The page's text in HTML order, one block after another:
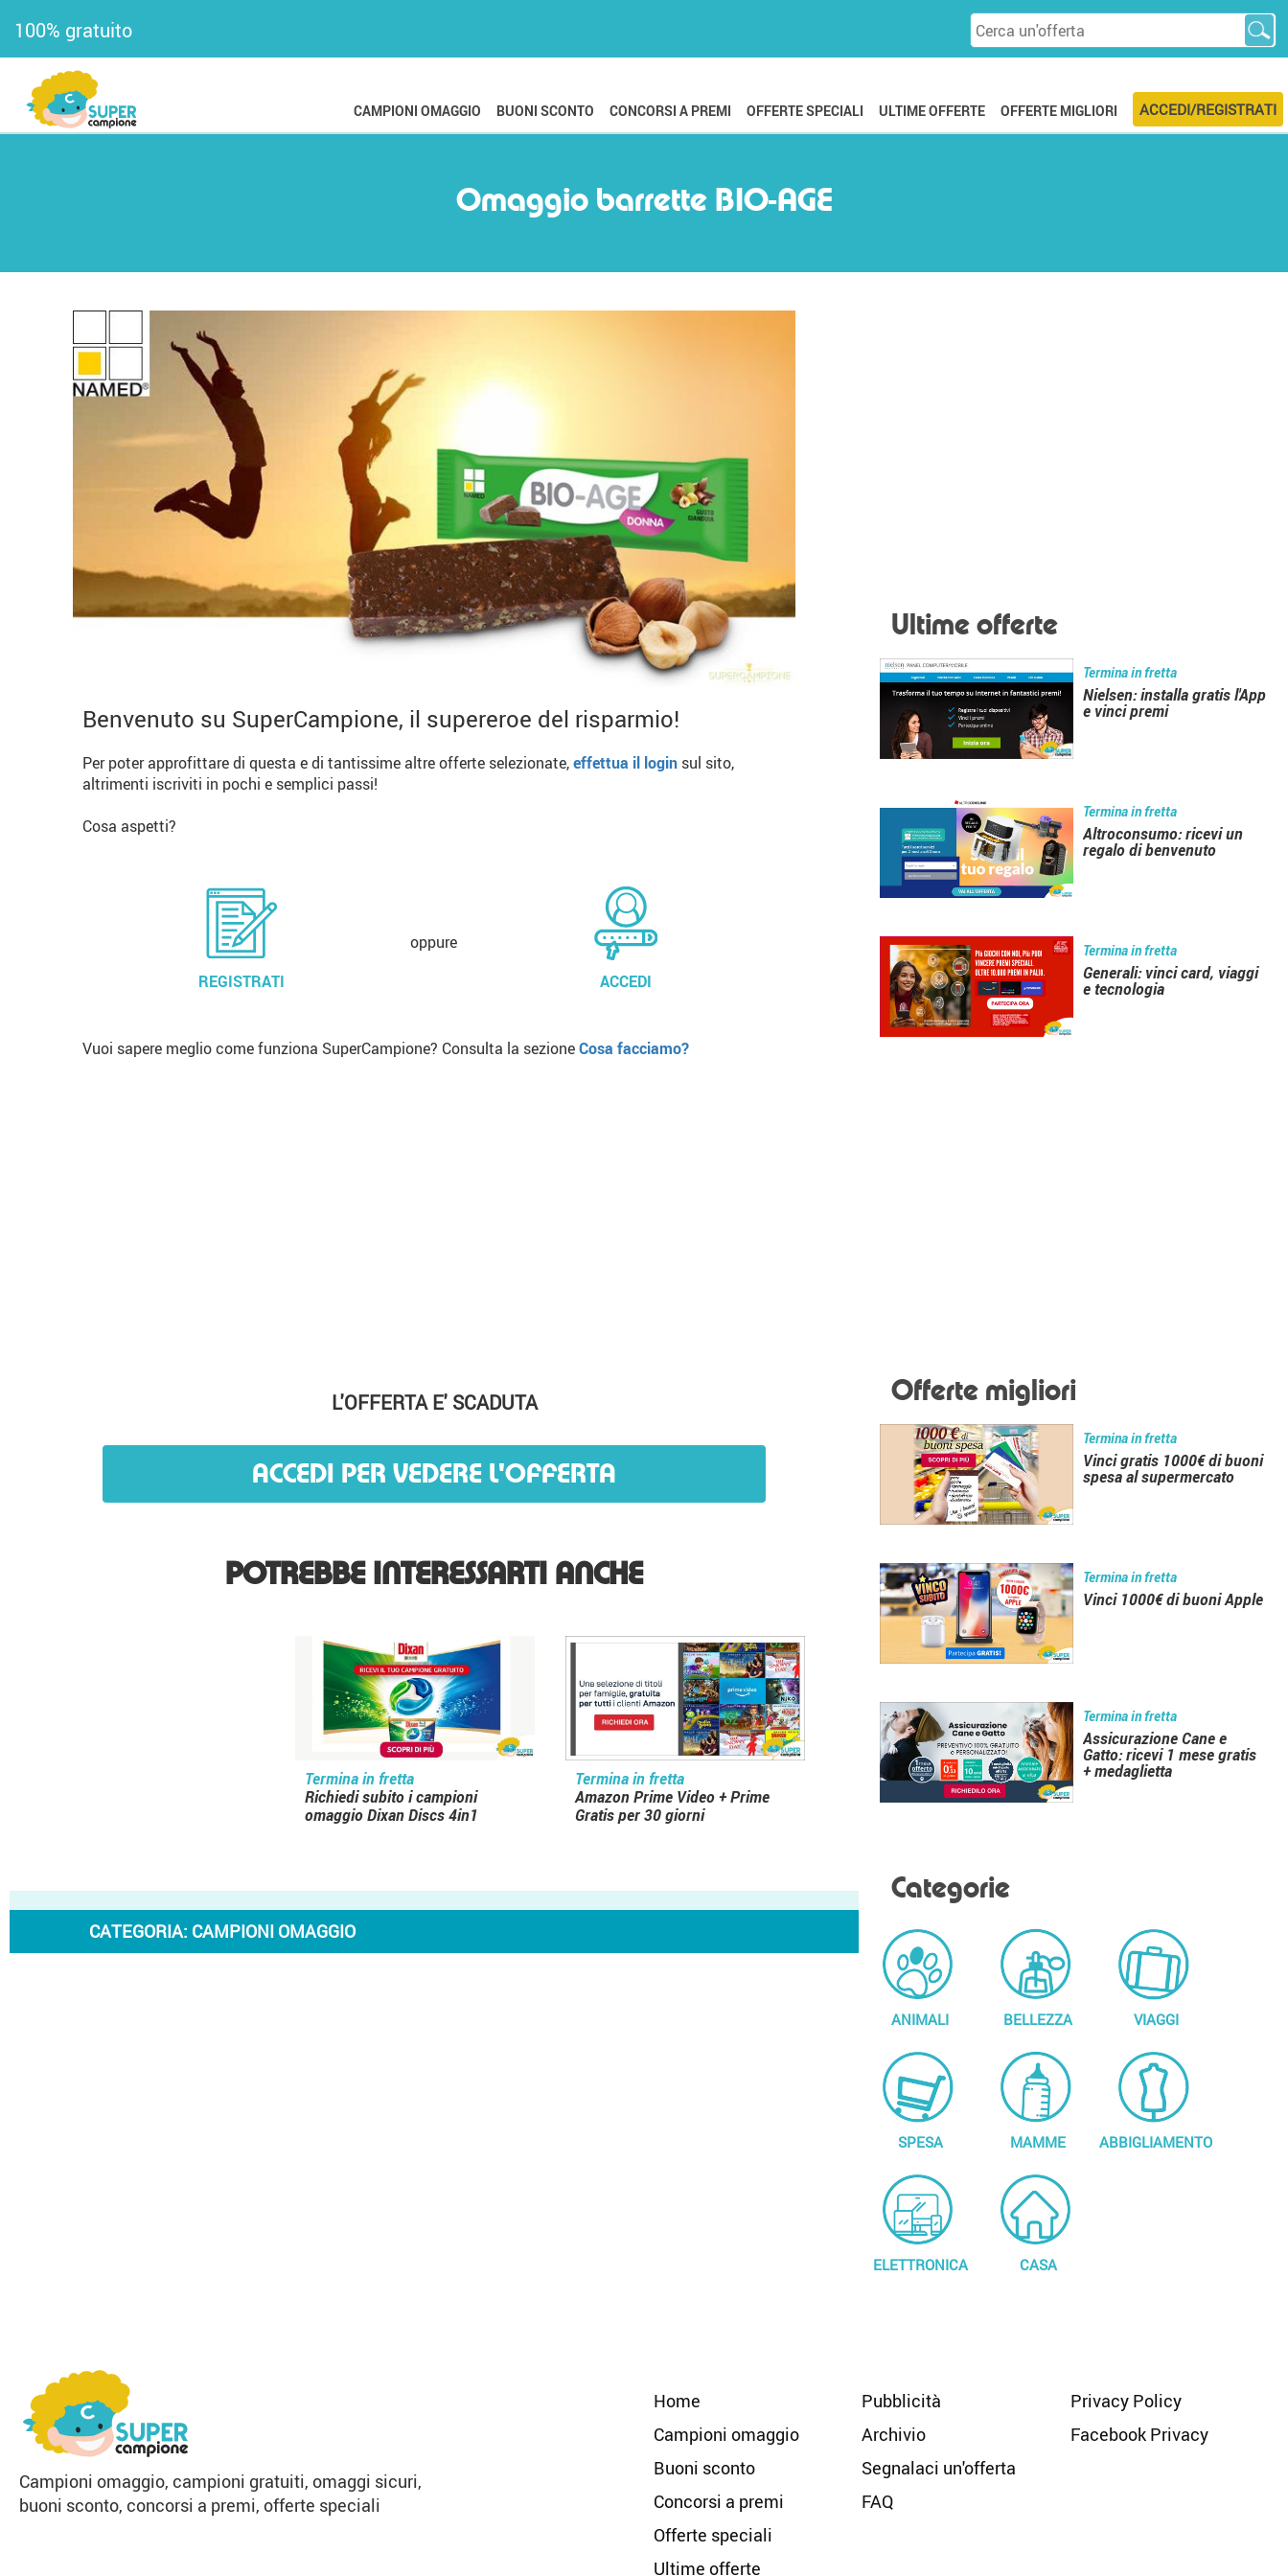
100% gratuito
ACCEDI/REGISTRATI
ULTIME OFFERTE OFFERTE MIGLIORI
CAMPIONI OMAGGIO BUONI SCONTO CONCORSI A PREMI OFFERTE SPECIALI
Omaggio barrette BIO-AGE
Benvenuto su SuperCampione, il supereroe del risparmio!
Per poter approfittare di questa e di tantissime altre offerte selezionate,effettua il login sul sito,
altrimenti iscriviti in pochi e semplici passi!
Cosa aspetti?
REGISTRATI
oppure
ACCEDI
Vuoi sapere meglio come funziona SuperCampione? Consulta la sezioneCosa facciamo?
L'OFFERTA E' SCADUTA
ACCEDI PER VEDERE L'OFFERTA
POTREBBE INTERESSARTI ANCHE
Termina in fretta
Richiedi subito i campioni
omaggio Dixan Discs 4in1
Termina in fretta
Amazon Prime Video + Prime
Gratis per 30 giorni
CATEGORIA: CAMPIONI OMAGGIO
Ultime offerte
Termina in fretta
Nielsen: installa gratis l'App
e vinci premi
Termina in fretta
Altroconsumo: ricevi un
regalo di benvenuto
Termina in fretta
Generali: vinci card, viaggi
e tecnologia
Offerte migliori
Termina in fretta
Vinci gratis 1000€ di buoni
spesa al supermercato
Termina in fretta
Vinci 1000€ di buoni Apple
Termina in fretta
Assicurazione Cane e
Gatto: ricevi 1 mese gratis
+ medaglietta
Categorie
ANIMALI BELLEZZA VIAGGI
SPESA MAMME ABBIGLIAMENTO
ELETTRONICA CASA
Campioni omaggio, campioni gratuiti, omaggi sicuri,
buoni sconto, concorsi a premi, offerte speciali
Home
Campioni omaggio
Buoni sconto
Concorsi a premi
Offerte speciali
Ultime offerte
Pubblicità
Archivio
Segnalaci un'offerta
FAQ
Privacy Policy
Facebook Privacy